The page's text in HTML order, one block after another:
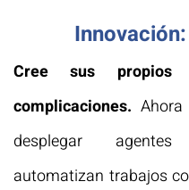
Cree sus
complicaciones.
desplegar
automatizan trabajos